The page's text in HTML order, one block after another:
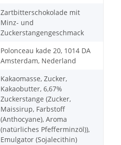
Zartbitterschokolade mit
Minz- und
Zuckerstangengeschmack
Polonceau kade 20, 1014 DA
Amsterdam, Nederland
Kakaomasse, Zucker,
Kakaobutter, 6,67%
Zuckerstange (Zucker,
Maissirup, Farbstoff
(Anthocyane), Aroma
(natürliches Pfefferminzöl)),
Emulgator (Sojalecithin)